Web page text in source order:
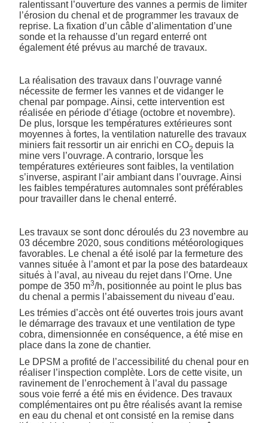
ralentissant l’ouverture des vannes a permis de limiter
l’érosion du chenal et de programmer les travaux de
reprise. La fixation d’un câble d’alimentation d’une
sonde et la rehausse d’un regard enterré ont
également été prévus au marché de travaux.
La réalisation des travaux dans l’ouvrage vanné
nécessite de fermer les vannes et de vidanger le
chenal par pompage. Ainsi, cette intervention est
réalisée en période d’étiage (octobre et novembre).
De plus, lorsque les températures extérieures sont
moyennes à fortes, la ventilation naturelle des travaux
miniers fait ressortir un air enrichi en CO2 depuis la
mine vers l’ouvrage. A contrario, lorsque les
températures extérieures sont faibles, la ventilation
s’inverse, aspirant l’air ambiant dans l’ouvrage. Ainsi
les faibles températures automnales sont préférables
pour travailler dans le chenal enterré.
Les travaux se sont donc déroulés du 23 novembre au
03 décembre 2020, sous conditions météorologiques
favorables. Le chenal a été isolé par la fermeture des
vannes située à l’amont et par la pose des batardeaux
situés à l’aval, au niveau du rejet dans l’Orne. Une
pompe de 350 m3/h, positionnée au point le plus bas
du chenal a permis l’abaissement du niveau d’eau.
Les trémies d’accès ont été ouvertes trois jours avant
le démarrage des travaux et une ventilation de type
cobra, dimensionnée en conséquence, a été mise en
place dans la zone de chantier.
Le DPSM a profité de l’accessibilité du chenal pour en
réaliser l’inspection complète. Lors de cette visite, un
ravinement de l’enrochement à l’aval du passage
sous voie ferré a été mis en évidence. Des travaux
complémentaires ont pu être réalisés avant la remise
en eau du chenal et ont consisté en la remise dans